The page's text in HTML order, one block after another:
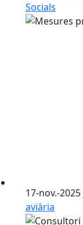
Socials
17-nov.-2025
aviària